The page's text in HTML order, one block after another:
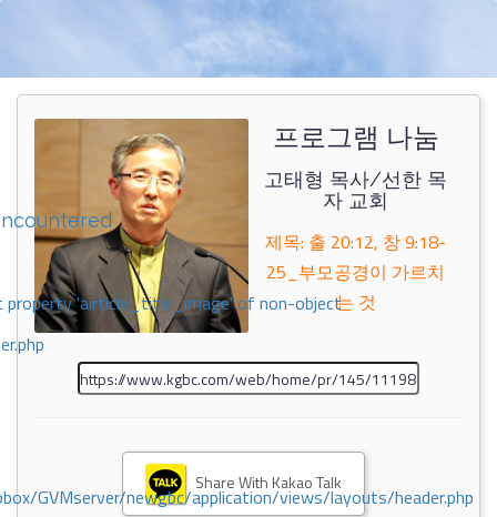
property 'airticle_title_image' of non-object
GVMserver/newgbc/application/views/layouts/header.php
프로그램 나눔
고태형 목사/선한 목
자 교회
제목: 출 20:12, 창 9:18-
25_부모공경이 가르치
는 것
Share With Kakao Talk